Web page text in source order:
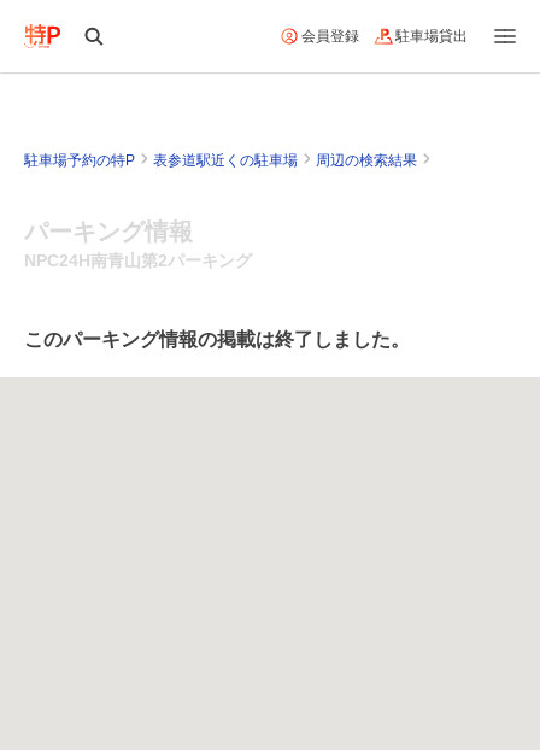
会員登録 駐車場貸出
駐車場予約の特P 表参道駅近くの駐車場 周辺の検索結果
パーキング情報
NPC24H南青山第2パーキング
このパーキング情報の掲載は終了しました。